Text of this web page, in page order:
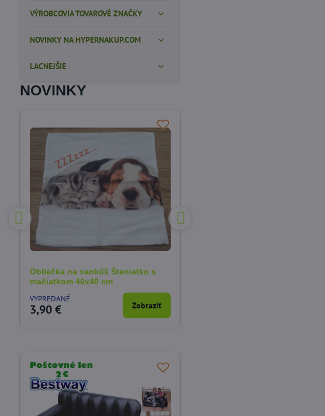
VÝROBCOVIA TOVAROVÉ ZNAČKY
NOVINKY NA HYPERNAKUP.COM
LACNEJŠIE
NOVINKY
Obliečka na vankúš Šteniatko s
mačiatkom 40x40 cm
VYPREDANÉ
3,90 € Zobraziť